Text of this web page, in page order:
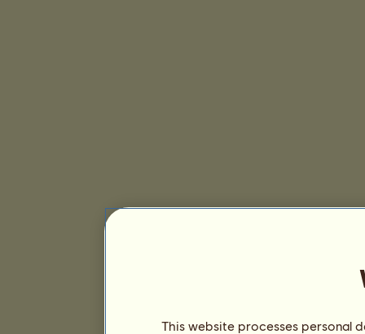
This website processes personal